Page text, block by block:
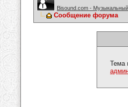
Bisound.com -
Сообщение форума
Тема